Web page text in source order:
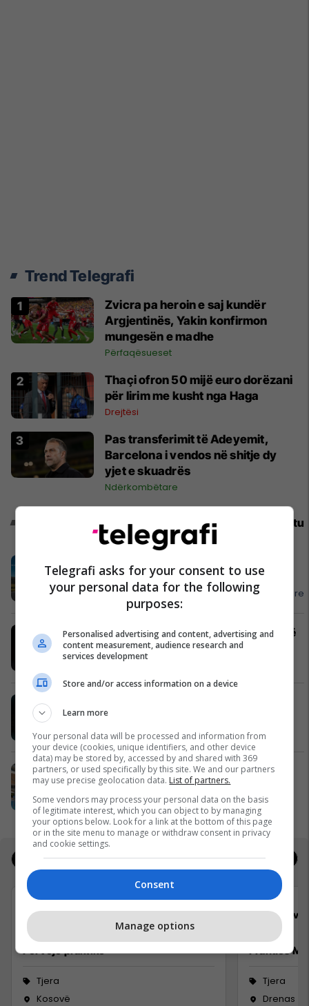
Trend Telegrafi
Zvicra pa heroin e saj kundër
Argjentinës, Yakin konfirmon
mungesën e madhe
Përfaqësueset
Thaçi ofron 50 mijë euro dorëzani
për lirim me kusht nga Haga
Drejtësi
Pas transferimit të Adeyemit,
Barcelona i vendos në shitje dy
yjet e skuadrës
Ndërkombëtare
Reklamo këtu
APR mendon për ju, diasporë –
mirësevini në shtëpi!
APR - Asistencë E Përgjithshme Rrugore
Hamburgeri ma kjut najher vjen këtë
verë në Burger King
Burger King
Këtë verë, zgjidh FAFA-n
Fafa Resort
Real Estate
Viva Fresh Store
Përvojë praktike
Tjera
Kosovë
Pranues
Tjera
Drenas
Telegrafi asks for your consent to use
your personal data for the following
purposes:
Personalised advertising and content, advertising and
content measurement, audience research and
services development
Store and/or access information on a device
Learn more
Your personal data will be processed and information from
your device (cookies, unique identifiers, and other device
data) may be stored by, accessed by and shared with 369
partners, or used specifically by this site. We and our partners
may use precise geolocation data. List of partners.
Some vendors may process your personal data on the basis
of legitimate interest, which you can object to by managing
your options below. Look for a link at the bottom of this page
or in the site menu to manage or withdraw consent in privacy
and cookie settings.
Consent
Manage options